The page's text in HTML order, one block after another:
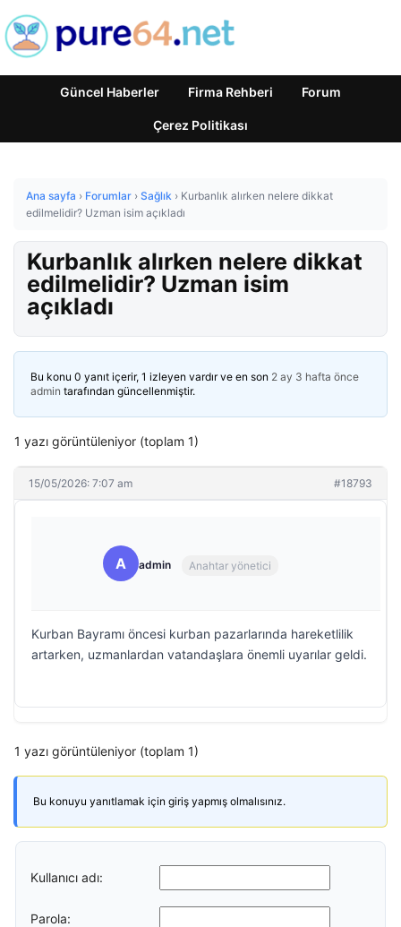
Güncel Haberler Firma Rehberi Forum
Çerez Politikası
Ana sayfa › Forumlar › Sağlık › Kurbanlık alırken nelere dikkat
edilmelidir? Uzman isim açıkladı
Kurbanlık alırken nelere dikkat
edilmelidir? Uzman isim
açıkladı
Bu konu 0 yanıt içerir, 1 izleyen vardır ve en son 2 ay 3 hafta önce
admin tarafından güncellenmiştir.
1 yazı görüntüleniyor (toplam 1)
15/05/2026: 7:07 am #18793
A admin Anahtar yönetici
Kurban Bayramı öncesi kurban pazarlarında hareketlilik
artarken, uzmanlardan vatandaşlara önemli uyarılar geldi.
1 yazı görüntüleniyor (toplam 1)
Bu konuyu yanıtlamak için giriş yapmış olmalısınız.
Kullanıcı adı:
Parola: